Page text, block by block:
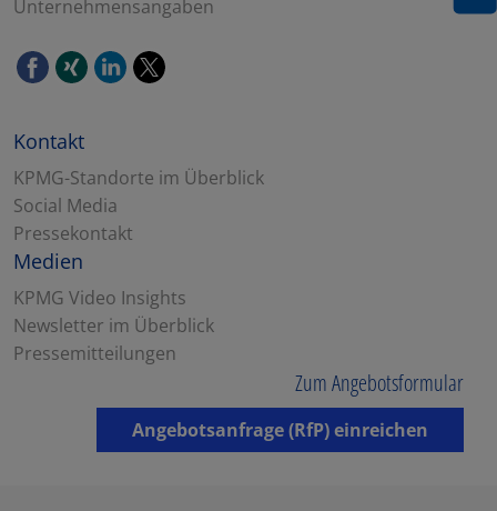
Unternehmensangaben
Kontakt
KPMG-Standorte im Überblick
Social Media
Pressekontakt
Medien
KPMG Video Insights
Newsletter im Überblick
Pressemitteilungen
Zum Angebotsformular
Angebotsanfrage (RfP) einreichen